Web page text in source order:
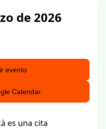
de 2026
evento
Calendar
es una cita